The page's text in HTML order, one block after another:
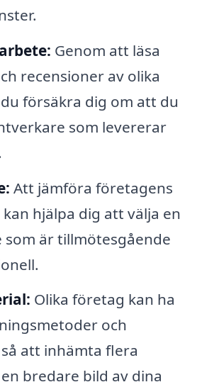
Genom att läsa
recensioner av olika
försäkra dig om att du
som levererar
Att jämföra företagens
hjälpa dig att välja en
är tillmötesgående
Olika företag kan ha
och
att inhämta flera
bredare bild av dina